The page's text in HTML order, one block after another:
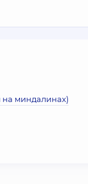
миндалинах)